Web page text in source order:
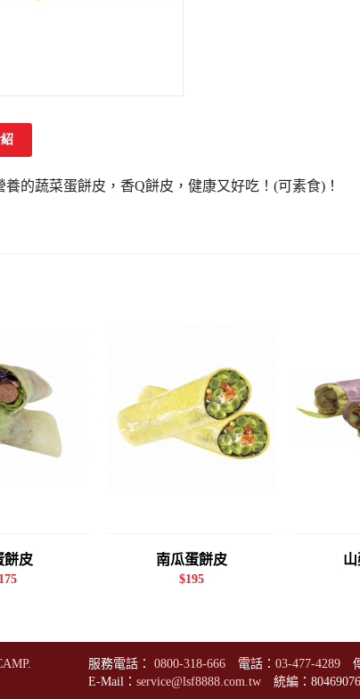
養的蔬菜蛋餅皮，香Q餅皮，健康又好吃！(可素食)！
餅皮 南瓜蛋餅皮
$195
.
服務電話： 0800-318-666電話： 03-477-4289傳
E-Mail： service@lsf8888.com.tw統編：80469076